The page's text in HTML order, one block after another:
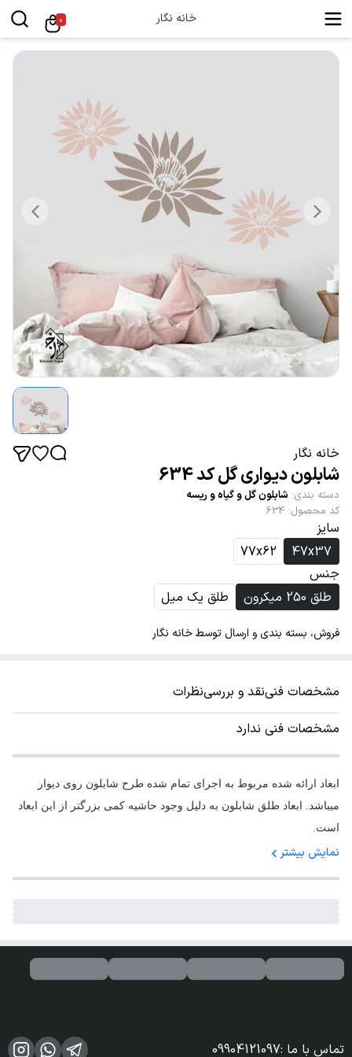
خانه نگار 0
خانه نگار
شابلون دیواری گل کد 634
دسته بندی: شابلون گل و گیاه و ریسه
کد محصول:
634
سایز
47x37
77x62
جنس
طلق 250 میکرون
طلق یک میل
فروش، بسته بندی و ارسال توسط خانه نگار
مشخصات فنینقد و بررسینظرات
مشخصات فنی ندارد
ابعاد ارائه شده مربوط به اجرای تمام شده طرح شابلون روی دیوار
میباشد. ابعاد طلق شابلون به دلیل وجود حاشیه کمی بزرگتر از این ابعاد
است.
نمایش بیشتر
تماس با ما :
09904121097